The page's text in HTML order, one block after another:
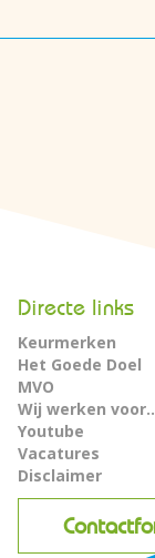
Directe links
Keurmerken
Het Goede Doel
MVO
Wij werken
Youtube
Vacatures
Disclaimer